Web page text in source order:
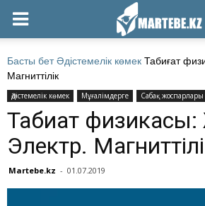
Басты бет Әдістемелік көмек Табиғат
Магниттілік
Әдістемелік көмек Мұғалімдерге Сабақ жоспарлары
Табиғат
Электр.
Martebe.kz - 01.07.2019